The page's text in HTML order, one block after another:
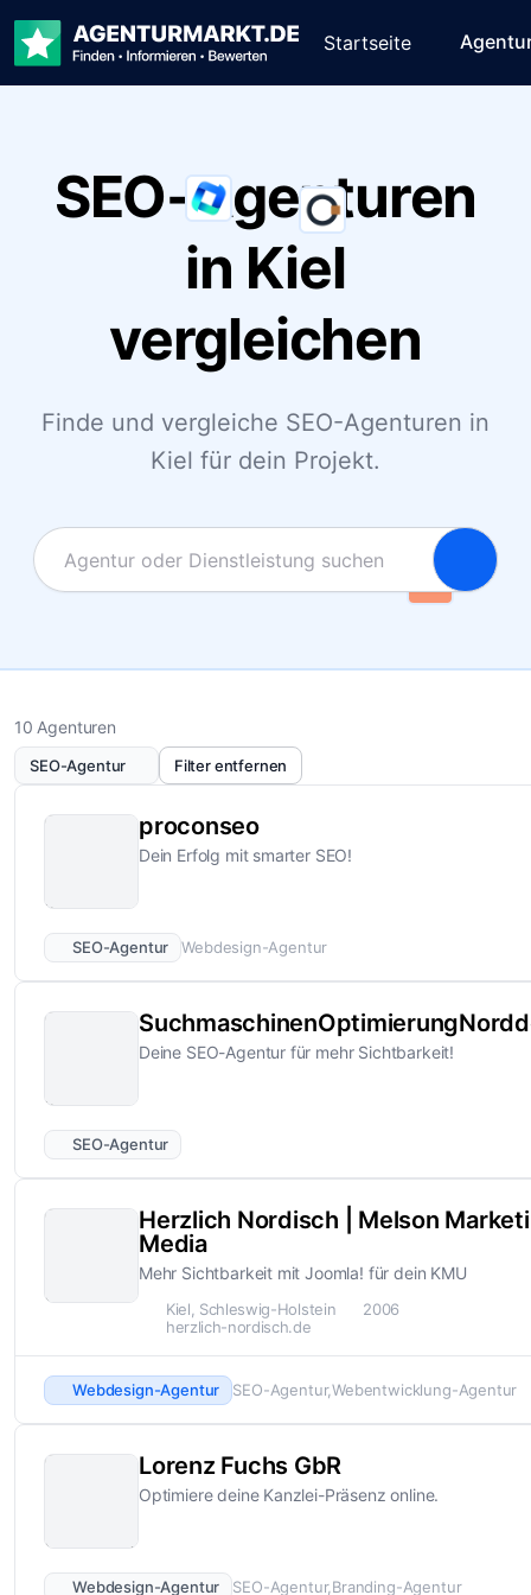
Startseite
SEO-Agenturen
in Kiel
vergleichen
Finde und vergleiche SEO-Agenturen in
Kiel für dein Projekt.
10 Agenturen
SEO-Agentur Filter entfernen
proconseo
Dein Erfolg mit smarter SEO!
SEO-Agentur Webdesign-Agentur
Deine SEO-Agentur für mehr Sichtbarkeit!
SEO-Agentur
Herzlich Nordisch | Melson
Media
Mehr Sichtbarkeit mit Joomla! für dein KMU
Kiel, Schleswig-Holstein
2006
herzlich-nordisch.de
Webdesign-Agentur SEO-Agentur Webentwicklung-Agentur
Lorenz Fuchs GbR
Optimiere deine Kanzlei-Präsenz online.
Webdesign-Agentur SEO-Agentur Branding-Agentur